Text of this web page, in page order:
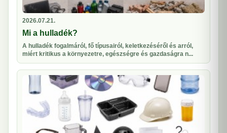
2026.07.21.
Mi a hulladék?
A hulladék fogalmáról, fő típusairól, keletkezéséről és arról,
miért kritikus a környezetre, egészségre és gazdaságra n...